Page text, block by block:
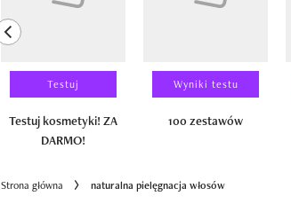
previous element
Testuj
Testuj kosmetyki! ZA
DARMO!
Wyniki testu
100 zestawów
Strona główna naturalna pielęgnacja włosów